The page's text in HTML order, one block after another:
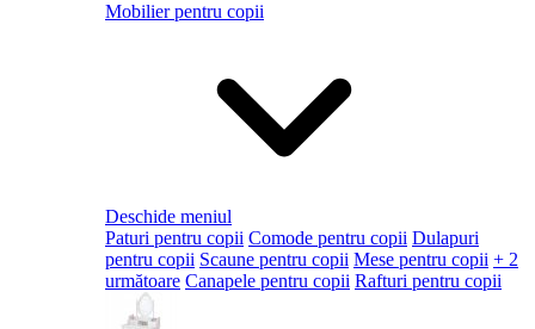
Mobilier pentru copii
Deschide meniul
Paturi pentru copii Comode pentru copii Dulapuri
pentru copii Scaune pentru copii Mese pentru copii + 2
următoare Canapele pentru copii Rafturi pentru copii